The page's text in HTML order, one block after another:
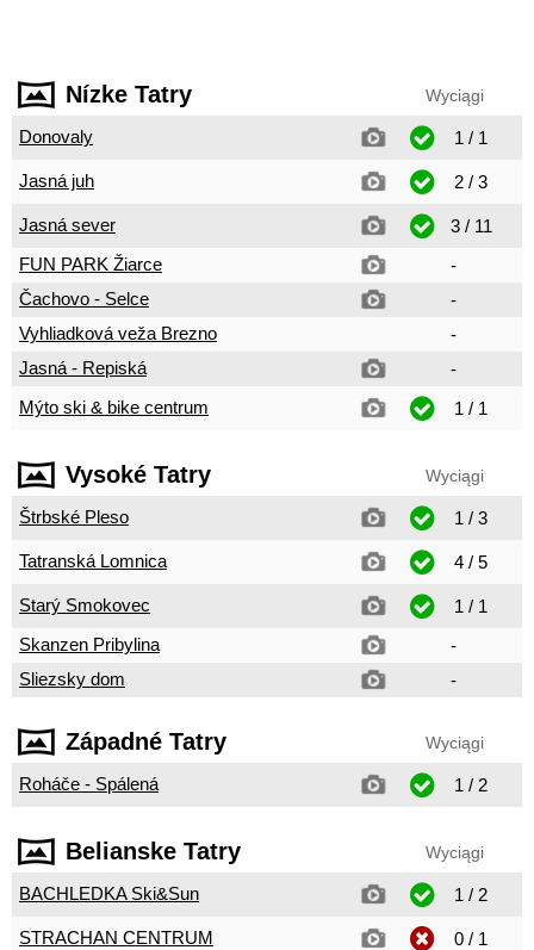
Nízke Tatry Wyciągi
Donovaly 1 / 1
Jasná juh 2 / 3
Jasná sever
3 / 11
FUN PARK Žiarce
-
Čachovo - Selce
-
Vyhliadková veža Brezno
-
Jasná - Repiská
-
Mýto ski & bike centrum
1 / 1
Vysoké Tatry Wyciągi
Štrbské Pleso 1 / 3
Tatranská Lomnica 4 / 5
Starý Smokovec
1 / 1
Skanzen Pribylina
-
Sliezsky dom
-
Západné Tatry Wyciągi
Roháče - Spálená 1 / 2
Belianske Tatry Wyciągi
BACHLEDKA Ski&Sun 1 / 2
STRACHAN CENTRUM
0 / 1